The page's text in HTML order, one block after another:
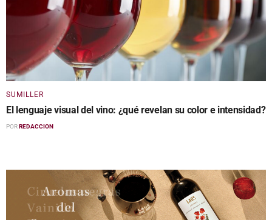
SUMILLER
El lenguaje visual del vino: ¿qué revelan su color e intensidad?
PORREDACCION